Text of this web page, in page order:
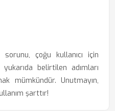
çoğu kullanıcı için
belirtilen adımları
mümkündür. Unutmayın,
şarttır!